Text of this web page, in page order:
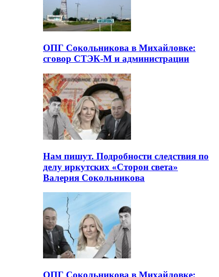
ОПГ Сокольникова в Михайловке:
сговор СТЭК-М и администрации
Нам пишут. Подробности следствия по
делу иркутских «Сторон света»
Валерия Сокольникова
ОПГ Сокольникова в Михайловке: